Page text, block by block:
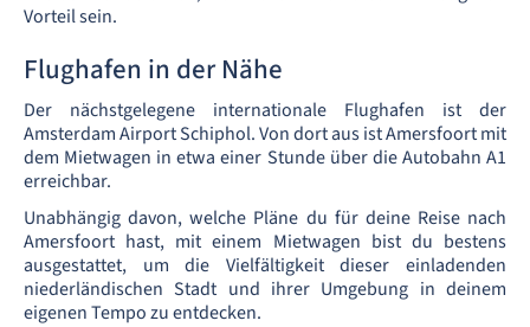
Vorteil sein.
Flughafen in der Nähe
Der nächstgelegene internationale Flughafen ist der
Amsterdam Airport Schiphol. Von dort aus ist Amersfoort mit
dem Mietwagen in etwa einer Stunde über die Autobahn A1
erreichbar.
Unabhängig davon, welche Pläne du für deine Reise nach
Amersfoort hast, mit einem Mietwagen bist du bestens
ausgestattet, um die Vielfältigkeit dieser einladenden
niederländischen Stadt und ihrer Umgebung in deinem
eigenen Tempo zu entdecken.